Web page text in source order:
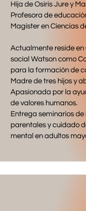
Hija de Osiris Jure y
Profesora de
Magister en Ciencias
Actualmente reside en
social Watson como
para la formación de
Madre de tres hijos y
Apasionada por la
de valores humanos.
Entrega seminarios
parentales y cuidado
mental en adultos